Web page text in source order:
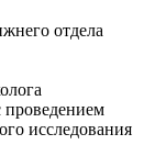
отдела
исследования